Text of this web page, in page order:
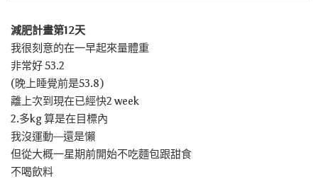
減肥計畫第12天
我很刻意的在一早起來量體重
非常好 53.2
(晚上睡覺前是53.8)
離上次到現在已經快2 week
2.多kg 算是在目標內
我沒運動—還是懶
但從大概一星期前開始不吃麵包跟甜食
不喝飲料